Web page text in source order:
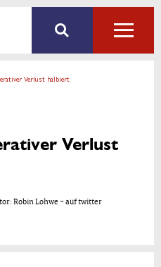
Verlust halbiert
Verlust
Robin Lohwe- auf twitter